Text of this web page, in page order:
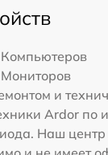
Компьютеров
Мониторов
и
Ardor по
Наш